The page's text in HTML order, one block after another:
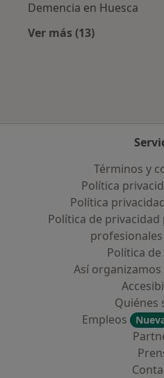
Demencia en Huesca
Ver más (13)
Términos y
Política
Política
Política de
Política
Así
Quiénes
Empleos